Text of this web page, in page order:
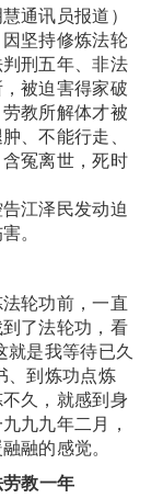
通讯员报道）
坚持修炼法轮
刑五年、非法
被迫害得家破
教所解体才被
、不能行走、
冤离世，死时
江泽民发动迫
。
轮功前，一直
了法轮功，看
就是我等待已久
、到炼功点炼
久，就感到身
九九年二月，
融的感觉。
教一年